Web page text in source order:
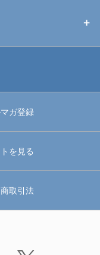
マガ登録
を見る
取引法